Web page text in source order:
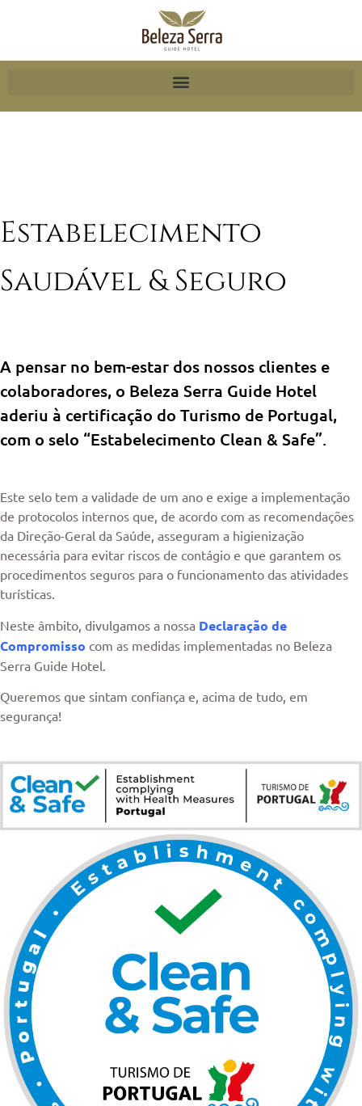
Estabelecimento
Saudável & Seguro
A pensar no bem-estar dos nossos clientes e
colaboradores, o Beleza Serra Guide Hotel
aderiu à certificação do Turismo de Portugal,
com o selo “Estabelecimento Clean & Safe”.
Este selo tem a validade de um ano e exige a implementação
de protocolos internos que, de acordo com as recomendações
da Direção-Geral da Saúde, asseguram a higienização
necessária para evitar riscos de contágio e que garantem os
procedimentos seguros para o funcionamento das atividades
turísticas.
Neste âmbito, divulgamos a nossa Declaração de
Compromisso com as medidas implementadas no Beleza
Serra Guide Hotel.
Queremos que sintam confiança e, acima de tudo, em
segurança!